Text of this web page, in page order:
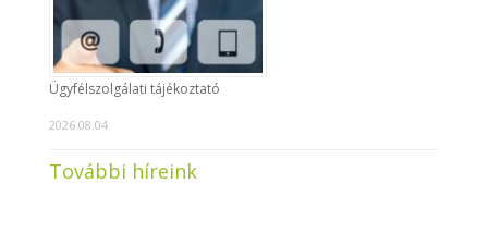
Ügyfélszolgálati tájékoztató
2026.08.04.
További híreink